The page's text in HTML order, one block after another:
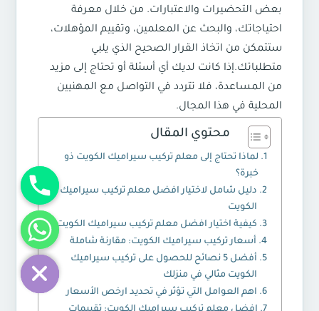
بعض التحضيرات والاعتبارات. من خلال معرفة
احتياجاتك، والبحث عن المعلمين، وتقييم المؤهلات،
ستتمكن من اتخاذ القرار الصحيح الذي يلبي
متطلباتك.إذا كانت لديك أي أسئلة أو تحتاج إلى مزيد
من المساعدة، فلا تتردد في التواصل مع المهنيين
المحلية في هذا المجال.
محتوي المقال
لماذا تحتاج إلى معلم تركيب سيراميك الكويت ذو
خبرة؟
دليل شامل لاختيار افضل معلم تركيب سيراميك
الكويت
كيفية اختيار افضل معلم تركيب سيراميك الكويت
أسعار تركيب سيراميك الكويت: مقارنة شاملة
أفضل 5 نصائح للحصول على تركيب سيراميك
الكويت مثالي في منزلك
اهم العوامل التي تؤثر في تحديد ارخص الأسعار
Hide
chaty